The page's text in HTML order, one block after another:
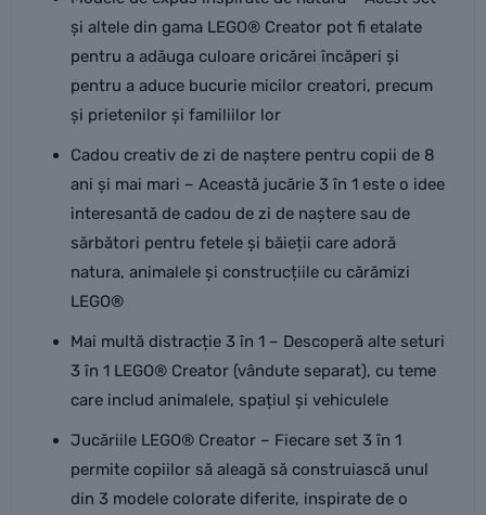
și altele din gama LEGO® Creator pot fi etalate
pentru a adăuga culoare oricărei încăperi și
pentru a aduce bucurie micilor creatori, precum
și prietenilor și familiilor lor
Cadou creativ de zi de naștere pentru copii de 8
ani și mai mari – Această jucărie 3 în 1 este o idee
interesantă de cadou de zi de naștere sau de
sărbători pentru fetele și băieții care adoră
natura, animalele și construcțiile cu cărămizi
LEGO®
Mai multă distracție 3 în 1 – Descoperă alte seturi
3 în 1 LEGO® Creator (vândute separat), cu teme
care includ animalele, spațiul și vehiculele
Jucăriile LEGO® Creator – Fiecare set 3 în 1
permite copiilor să aleagă să construiască unul
din 3 modele colorate diferite, inspirate de o